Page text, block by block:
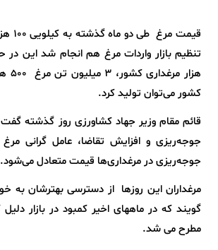
کشور می‌توان تولید کرد.
قائم مقام وزیر جهاد کشاورزی روز گذشته
جوجه‌ریزی و افزایش تقاضا، عامل گرانی
جوجه‌ریزی در مرغداری‌ها‌ قیمت متعادل می‌شود.
مرغداران این روزها از دسترسی بهترشان به
گویند که در ماههای اخیر کمبود در بازار
مطرح می شد.